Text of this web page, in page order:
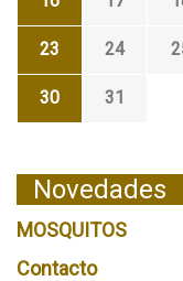
23 24
30
31
Novedades
MOSQUITOS
Contacto